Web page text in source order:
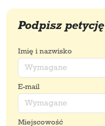
Podpisz petycję
Imię i nazwisko
E-mail
Miejscowość